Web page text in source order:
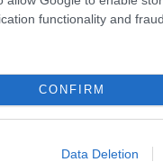
functionality and
CONFIRM
Data Deletion